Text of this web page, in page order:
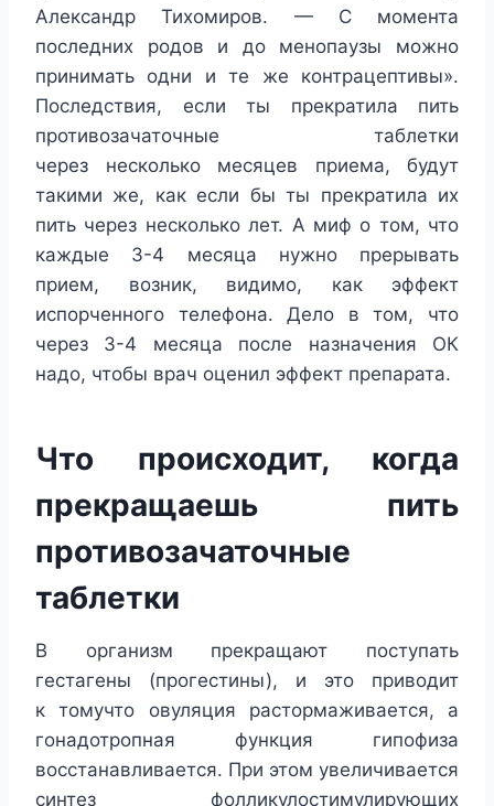
Александр Тихомиров. — С момента
последних родов и до менопаузы можно
принимать одни и те же контрацептивы».
Последствия, если ты прекратила пить
противозачаточные таблетки
через несколько месяцев приема, будут
такими же, как если бы ты прекратила их
пить через несколько лет. А миф о том, что
каждые 3-4 месяца нужно прерывать
прием, возник, видимо, как эффект
испорченного телефона. Дело в том, что
через 3-4 месяца после назначения ОК
надо, чтобы врач оценил эффект препарата.
Что происходит, когда
прекращаешь пить
противозачаточные
таблетки
В организм прекращают поступать
гестагены (прогестины), и это приводит
к томучто овуляция растормаживается, а
гонадотропная функция гипофиза
восстанавливается. При этом увеличивается
синтез фолликулостимулирующих